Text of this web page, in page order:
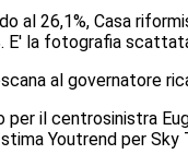
al 26,1%, Casa
E' la fotografia
al governatore
il centrosinistra
Youtrend per